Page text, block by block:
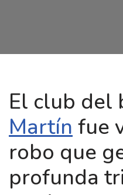
El club del
Martínfue
robo que
profunda